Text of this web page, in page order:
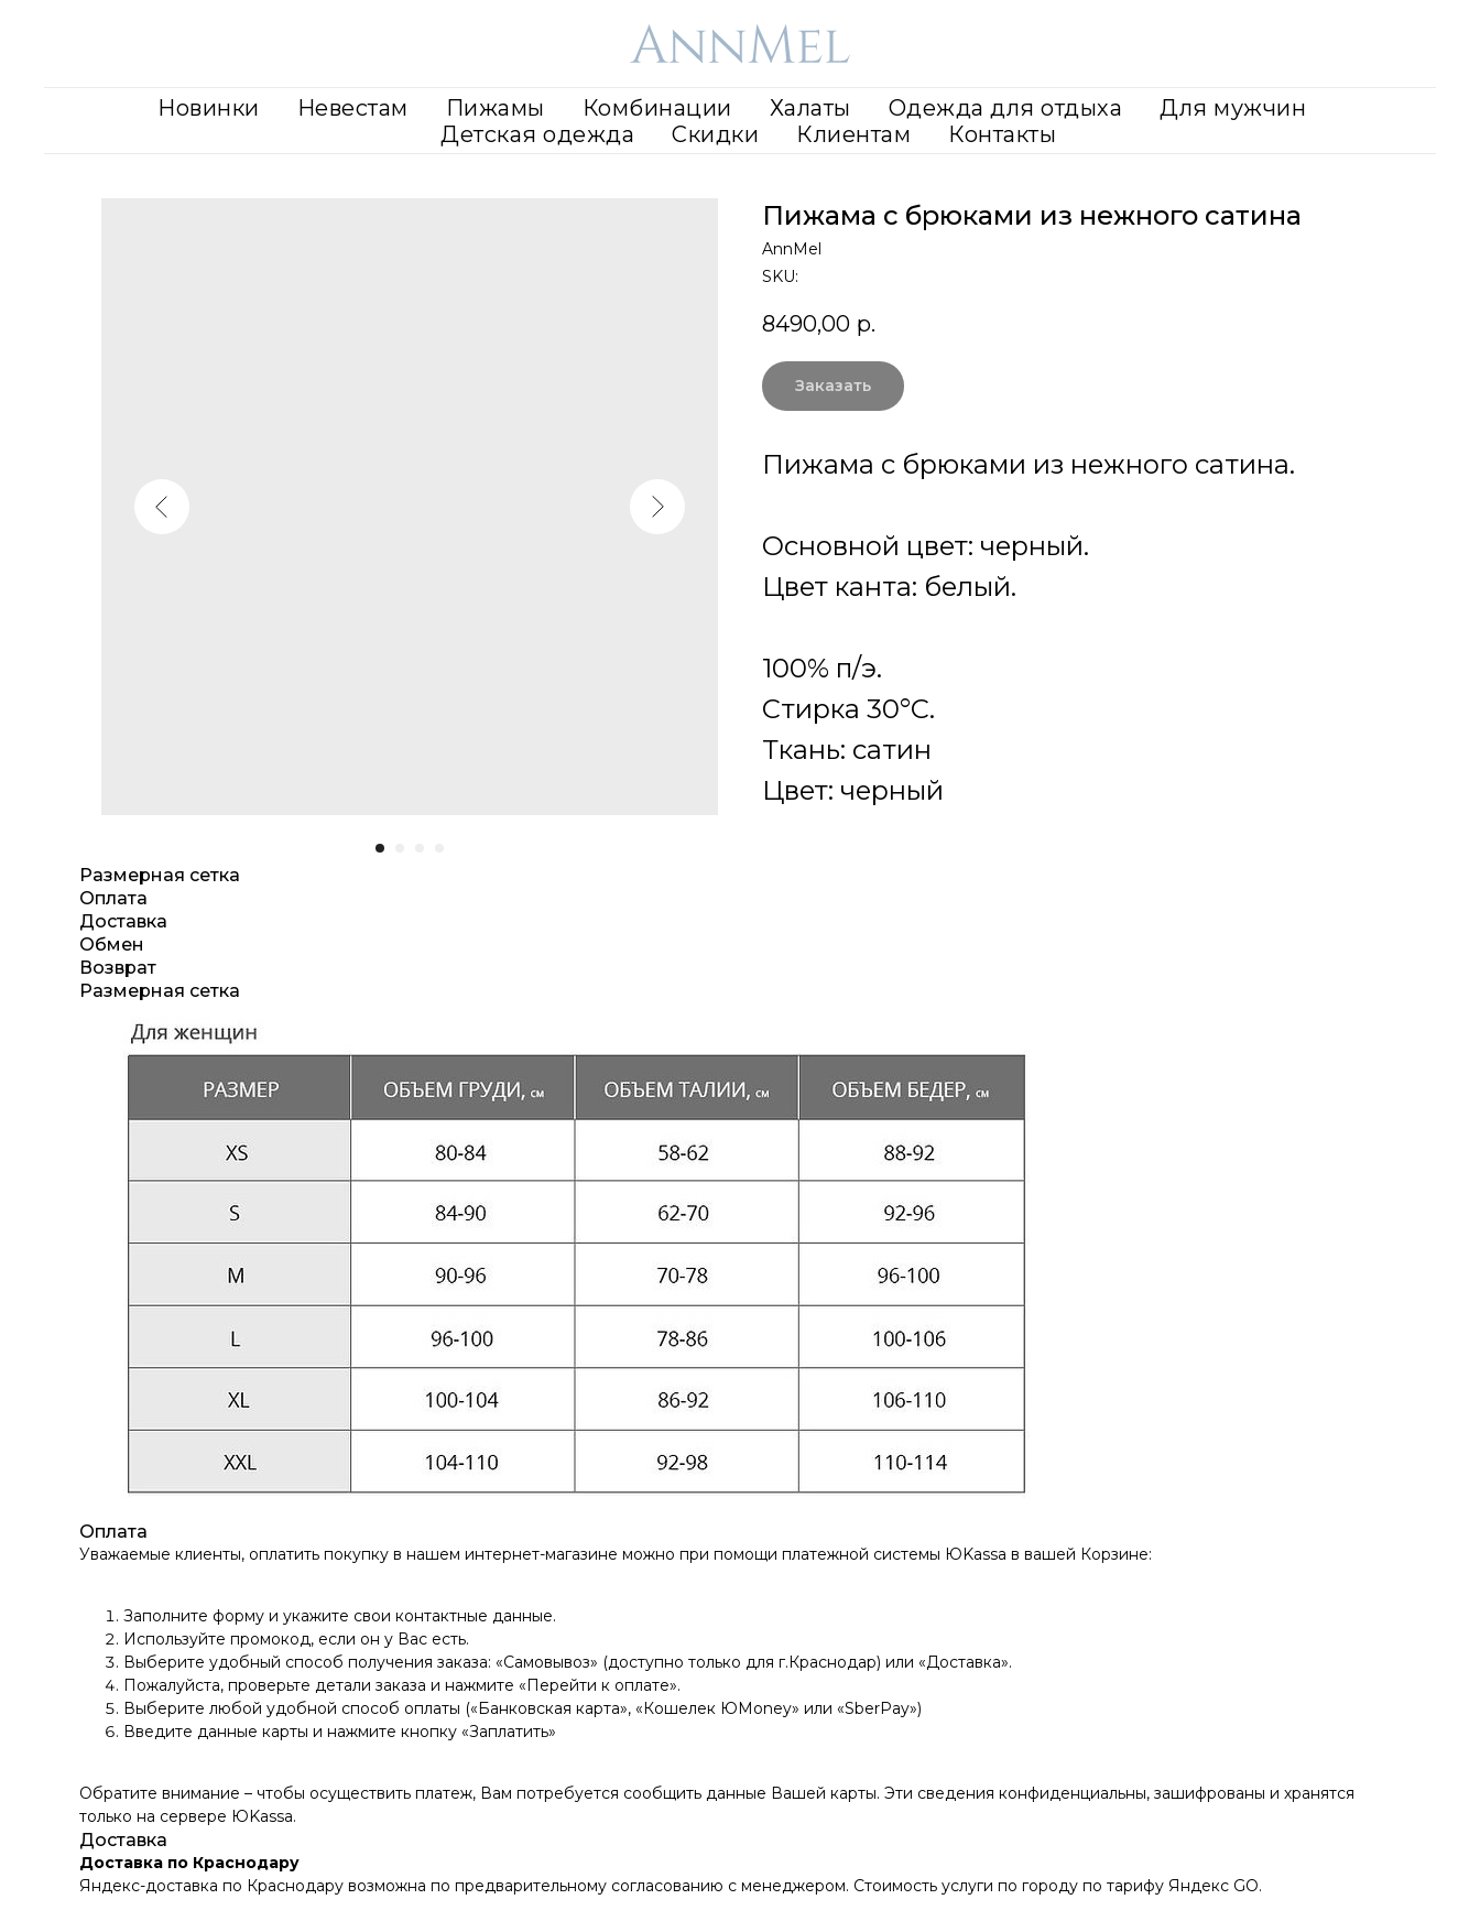
Новинки Невестам Пижамы Комбинации Халаты Одежда для отдыха
Для мужчин
Детская одежда
Скидки Клиентам Контакты
Пижама с брюками из нежного сатина
AnnMel
SKU:
8490,00 р.
Заказать
Пижама с брюками из нежного сатина.
Основной цвет: черный.
Цвет канта: белый.
100% п/э.
Стирка 30°C.
Ткань: сатин
Цвет: черный
Размерная сетка
Оплата
Доставка
Обмен
Возврат
Размерная сетка
Оплата
Уважаемые клиенты, оплатить покупку в нашем интернет-магазине можно при помощи платежной системы ЮKassа в вашей Корзине:
Заполните форму и укажите свои контактные данные.
Используйте промокод, если он у Вас есть.
Выберите удобный способ получения заказа: «Самовывоз» (доступно только для г.Краснодар) или «Доставка».
Пожалуйста, проверьте детали заказа и нажмите «Перейти к оплате».
Выберите любой удобной способ оплаты («Банковская карта», «Кошелек ЮMoney» или «SberPay»)
Введите данные карты и нажмите кнопку «Заплатить»
Обратите внимание – чтобы осуществить платеж, Вам потребуется сообщить данные Вашей карты. Эти сведения конфиденциальны, зашифрованы и хранятся
только на сервере ЮKassа.
Доставка
Доставка по Краснодару
Яндекс-доставка по Краснодару возможна по предварительному согласованию с менеджером. Стоимость услуги по городу по тарифу Яндекс GO.